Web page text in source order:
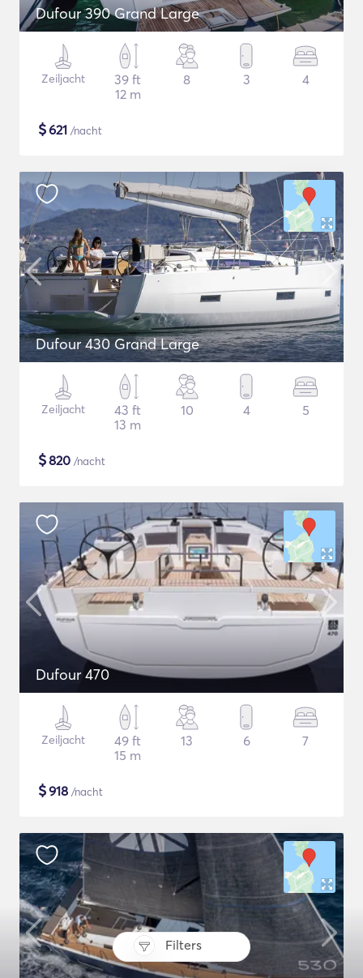
Filters
Dufour 390 Grand Large
Zeiljacht
39 ft
12 m
8 3 4
$621 /nacht
Dufour 430 Grand Large
Zeiljacht
43 ft
13 m
10 4 5
$820 /nacht
Dufour 470
Zeiljacht
49 ft
15 m
13 6 7
$918 /nacht